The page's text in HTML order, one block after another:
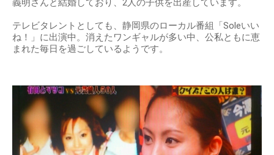
義明さんと結婚しており、2人の子供を出産しています。
テレビタレントとしても、静岡県のローカル番組「Soleいい
ね！」に出演中。消えたワンギャルが多い中、公私ともに恵
まれた毎日を過ごしているようです。